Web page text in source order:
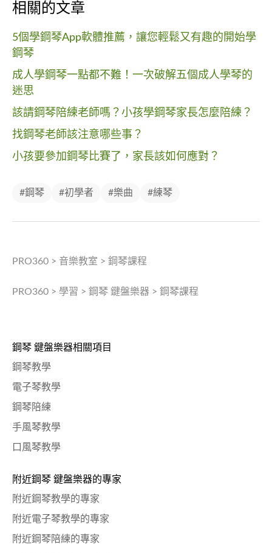
相關的文章
5個學鋼琴App軟體推薦，讓您輕鬆又有趣的開始學
鋼琴
成人學鋼琴一點都不難！一次破解五個成人學琴的
迷思
該請鋼琴陪練老師嗎？小孩學鋼琴家長怎麼陪練？
找鋼琴老師該注意哪些事？
小孩要參加鋼琴比賽了，家長該如何應對？
#鋼琴 #初學者 #樂曲 #練琴
PRO360 > 音樂教室 > 鋼琴課程
PRO360 > 學習 > 鋼琴 鍵盤樂器 > 鋼琴課程
鋼琴 鍵盤樂器相關項目
鋼琴教學
電子琴教學
鋼琴陪練
手風琴教學
口風琴教學
附近鋼琴 鍵盤樂器的專家
附近鋼琴教學的專家
附近電子琴教學的專家
附近鋼琴陪練的專家